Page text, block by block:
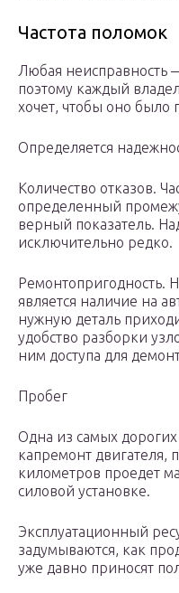
Частота поломок
Любая неисправность
поэтому каждый
хочет, чтобы оно
Определяется
Количество отказов.
определенный
верный показатель.
исключительно редко.
Ремонтопригодность.
является наличие на
нужную деталь
удобство разборки
ним доступа для
Пробег
Одна из самых
капремонт двигателя,
километров проедет
силовой установке.
Эксплуатационный
задумываются, как
уже давно приносят